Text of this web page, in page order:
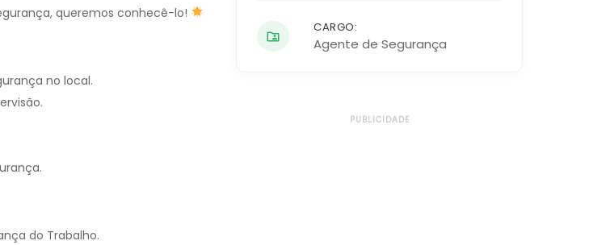
queremos conhecê-lo!
no local.
do Trabalho.
CARGO:
Agente de Segurança
PUBLICIDADE